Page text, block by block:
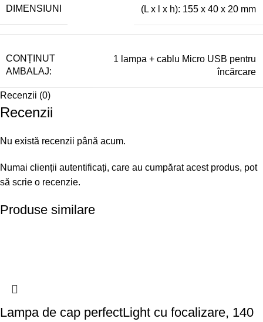
DIMENSIUNI (L x l x h): 155 x 40 x 20 mm
CONȚINUT
AMBALAJ:
1 lampa + cablu Micro USB pentru
încărcare
Recenzii (0)
Recenzii
Nu există recenzii până acum.
Numai clienții autentificați, care au cumpărat acest produs, pot
să scrie o recenzie.
Produse similare
Lampa de cap perfectLight cu focalizare, 140